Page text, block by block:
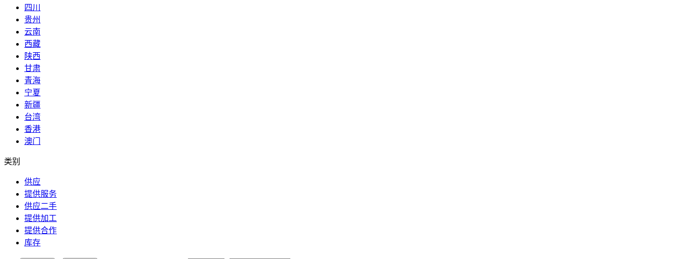
四川
贵州
云南
西藏
陕西
甘肃
青海
宁夏
新疆
台湾
香港
澳门
类别
供应
提供服务
供应二手
提供加工
提供合作
库存